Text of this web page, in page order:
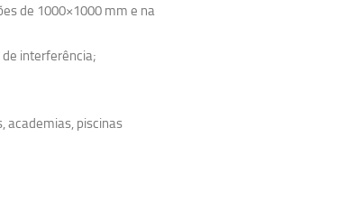
de 1000×1000 mm e na
interferência;
academias, piscinas